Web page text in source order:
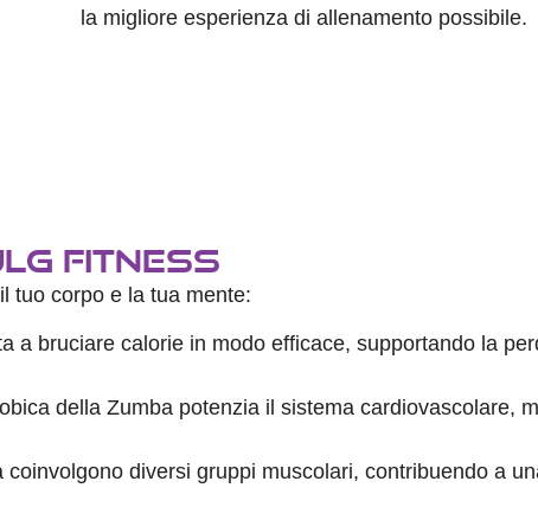
la migliore esperienza di allenamento possibile.
Fitness
tuo corpo e la tua mente:
a bruciare calorie in modo efficace, supportando la
della Zumba potenzia il sistema cardiovascolare,
diversi gruppi muscolari, contribuendo a